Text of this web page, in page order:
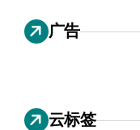
广告
云标签